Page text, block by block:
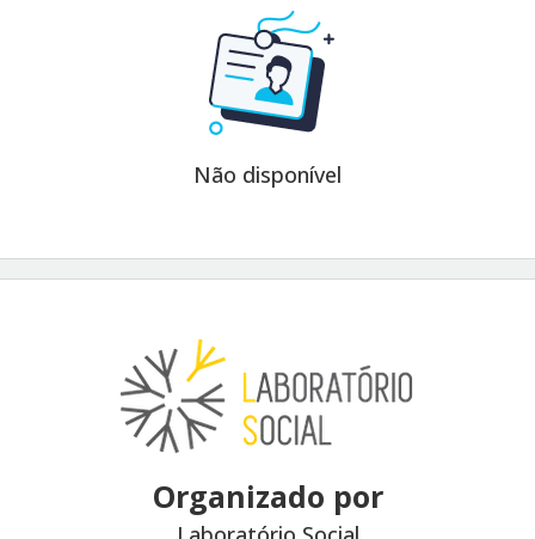
Não disponível
Organizado por